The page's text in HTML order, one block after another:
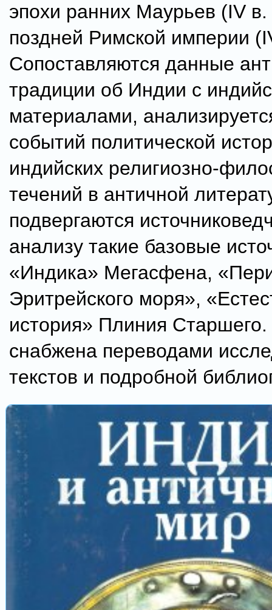
эпохи ранних Маурьев (IV
поздней Римской империи
Сопоставляются данные
традиции об Индии с
материалами,
событий политической
индийских религиозно-
течений в античной
подвергаются
анализу такие базовые
«Индика» Мегасфена,
Эритрейского моря»,
история» Плиния
снабжена переводами
текстов и подробной